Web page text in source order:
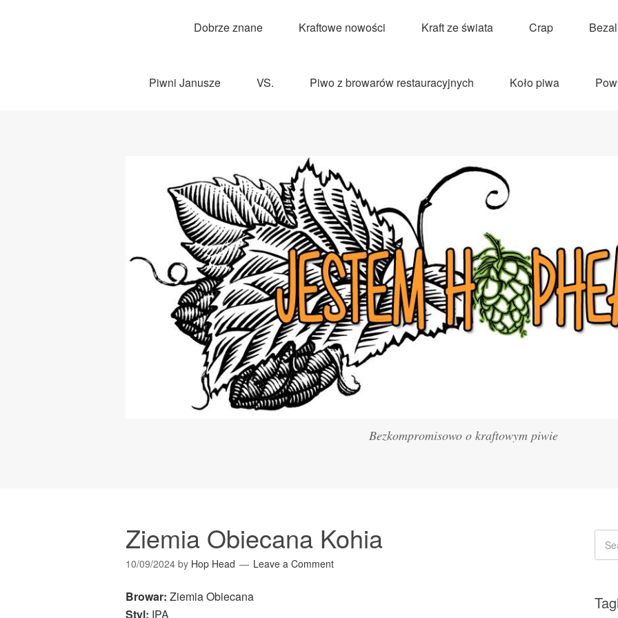
Dobrze znane Kraftowe nowości Kraft ze świata Crap
Piwni Janusze VS. Piwo z browarów restauracyjnych Koło piwa
Bezkompromisowo o kraftowym piwie
Ziemia Obiecana Kohia
10/09/2024 by Hop Head Leave a Comment
Browar: Ziemia Obiecana
Styl: IPA